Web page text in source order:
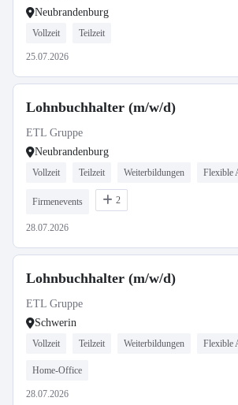
Neubrandenburg
Vollzeit Teilzeit
25.07.2026
Lohnbuchhalter (m/w/d)
ETL Gruppe
Neubrandenburg
Vollzeit Teilzeit Weiterbildungen Flexible
Firmenevents 2
28.07.2026
Lohnbuchhalter (m/w/d)
ETL Gruppe
Schwerin
Vollzeit Teilzeit Weiterbildungen Flexible
Home-Office
28.07.2026